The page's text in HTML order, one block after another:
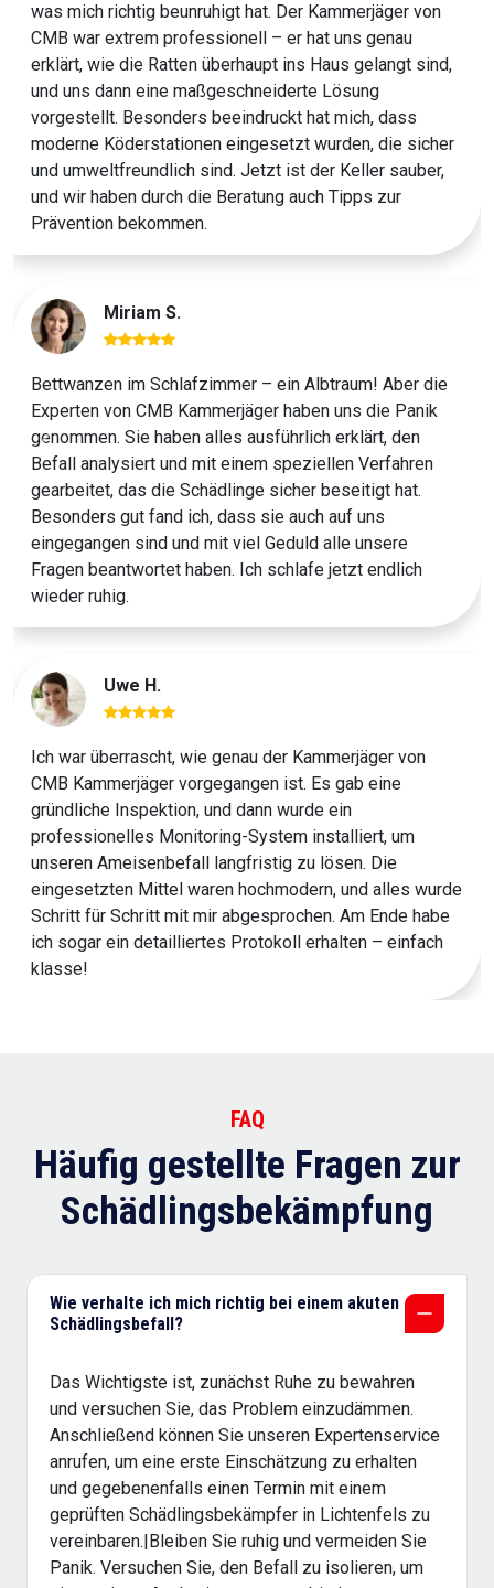
was mich richtig beunruhigt hat. Der Kammerjäger von
CMB war extrem professionell – er hat uns genau
erklärt, wie die Ratten überhaupt ins Haus gelangt sind,
und uns dann eine maßgeschneiderte Lösung
vorgestellt. Besonders beeindruckt hat mich, dass
moderne Köderstationen eingesetzt wurden, die sicher
und umweltfreundlich sind. Jetzt ist der Keller sauber,
und wir haben durch die Beratung auch Tipps zur
Prävention bekommen.
Miriam S.
Bettwanzen im Schlafzimmer – ein Albtraum! Aber die
Experten von CMB Kammerjäger haben uns die Panik
genommen. Sie haben alles ausführlich erklärt, den
Befall analysiert und mit einem speziellen Verfahren
gearbeitet, das die Schädlinge sicher beseitigt hat.
Besonders gut fand ich, dass sie auch auf uns
eingegangen sind und mit viel Geduld alle unsere
Fragen beantwortet haben. Ich schlafe jetzt endlich
wieder ruhig.
Uwe H.
Ich war überrascht, wie genau der Kammerjäger von
CMB Kammerjäger vorgegangen ist. Es gab eine
gründliche Inspektion, und dann wurde ein
professionelles Monitoring-System installiert, um
unseren Ameisenbefall langfristig zu lösen. Die
eingesetzten Mittel waren hochmodern, und alles wurde
Schritt für Schritt mit mir abgesprochen. Am Ende habe
ich sogar ein detailliertes Protokoll erhalten – einfach
klasse!
Previous
FAQ
Häufig gestellte Fragen zur
Schädlingsbekämpfung
Wie verhalte ich mich richtig bei einem akuten
Schädlingsbefall?
Das Wichtigste ist, zunächst Ruhe zu bewahren
und versuchen Sie, das Problem einzudämmen.
Anschließend können Sie unseren Expertenservice
anrufen, um eine erste Einschätzung zu erhalten
und gegebenenfalls einen Termin mit einem
geprüften Schädlingsbekämpfer in Lichtenfels zu
vereinbaren.|Bleiben Sie ruhig und vermeiden Sie
Panik. Versuchen Sie, den Befall zu isolieren, um